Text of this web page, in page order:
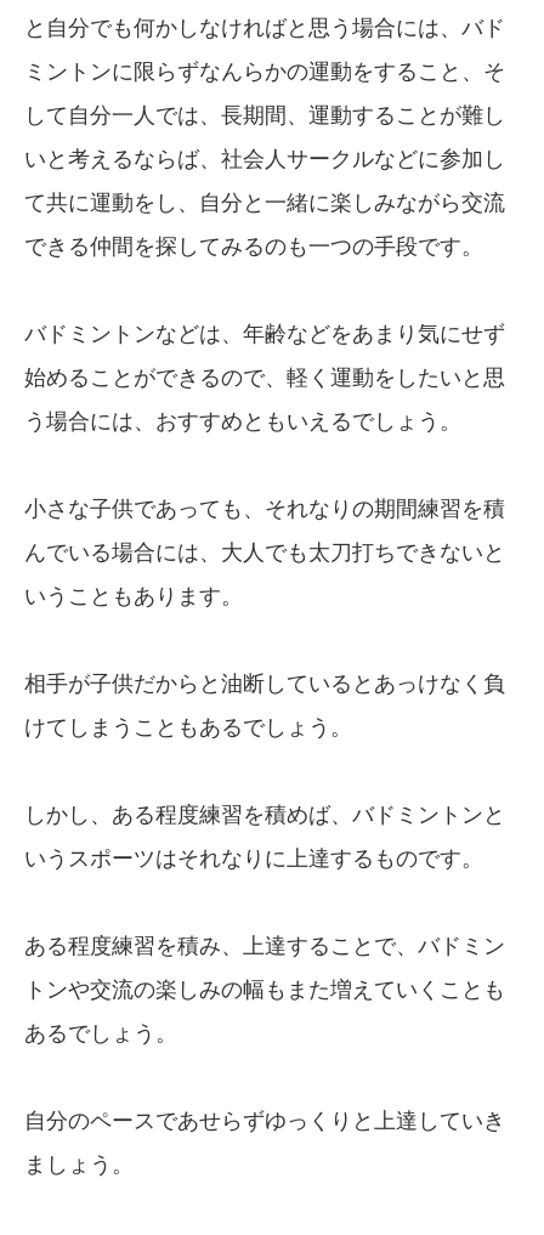
と自分でも何かしなければと思う場合には、バド
ミントンに限らずなんらかの運動をすること、そ
して自分一人では、長期間、運動することが難し
いと考えるならば、社会人サークルなどに参加し
て共に運動をし、自分と一緒に楽しみながら交流
できる仲間を探してみるのも一つの手段です。
バドミントンなどは、年齢などをあまり気にせず
始めることができるので、軽く運動をしたいと思
う場合には、おすすめともいえるでしょう。
小さな子供であっても、それなりの期間練習を積
んでいる場合には、大人でも太刀打ちできないと
いうこともあります。
相手が子供だからと油断しているとあっけなく負
けてしまうこともあるでしょう。
しかし、ある程度練習を積めば、バドミントンと
いうスポーツはそれなりに上達するものです。
ある程度練習を積み、上達することで、バドミン
トンや交流の楽しみの幅もまた増えていくことも
あるでしょう。
自分のペースであせらずゆっくりと上達していき
ましょう。